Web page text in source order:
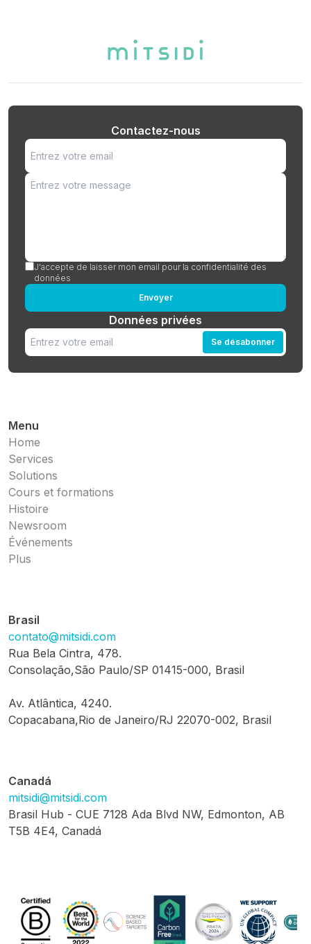
Menu
Home
Services
Solutions
Cours et formations
Histoire
Newsroom
Événements
Plus
Brasil
contato@mitsidi.com
Rua Bela Cintra, 478.
Consolação,São Paulo/SP 01415-000, Brasil
Av. Atlântica, 4240.
Copacabana,Rio de Janeiro/RJ 22070-002, Brasil
Canadá
mitsidi@mitsidi.com
Brasil Hub - CUE 7128 Ada Blvd NW, Edmonton, AB
T5B 4E4, Canadá
Contactez-nous
J'accepte de laisser mon email pour la confidentialité des
données
Envoyer
Données privées
Se désabonner